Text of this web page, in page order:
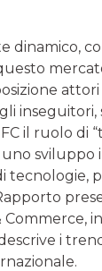
dinamico,
il ruolo di
uno
tecnologie,
i